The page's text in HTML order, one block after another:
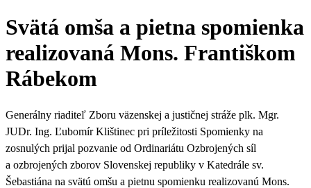
Svätá omša a pietna spomienka
realizovaná Mons. Františkom
Rábekom
Generálny riaditeľ Zboru väzenskej a justičnej stráže plk. Mgr.
JUDr. Ing. Ľubomír Klištinec pri príležitosti Spomienky na
zosnulých prijal pozvanie od Ordinariátu Ozbrojených síl
a ozbrojených zborov Slovenskej republiky v Katedrále sv.
Šebastiána na svätú omšu a pietnu spomienku realizovanú Mons.